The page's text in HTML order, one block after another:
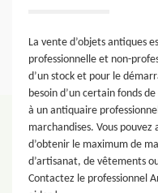
La vente d’objets antiques
professionnelle et non-
d’un stock et pour le
besoin d’un certain fonds
à un antiquaire
marchandises. Vous
d’obtenir le maximum de
d’artisanat, de vêtements
Contactez le professionnel